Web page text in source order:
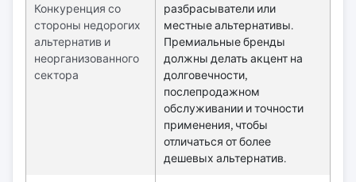
Конкуренция со
стороны недорогих
альтернатив и
неорганизованного
сектора
разбрасыватели или
местные альтернативы.
Премиальные бренды
должны делать акцент на
долговечности,
послепродажном
обслуживании и точности
применения, чтобы
отличаться от более
дешевых альтернатив.